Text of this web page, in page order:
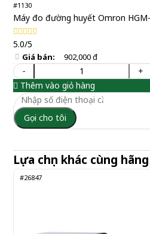
#1130
Máy đo đường huyết Omron
5.0/5
Giá bán: 902,000 đ
-
+
Thêm vào giỏ hàng
Gọi cho tôi
Lựa chọn khác cùng hãng
#26847